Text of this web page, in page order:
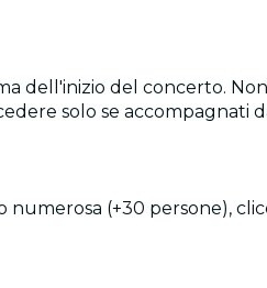
dell'inizio del concerto.
solo se accompagnati
(+30 persone),